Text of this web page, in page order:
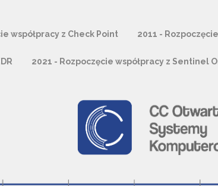
współpracy z Check Point 2011 -
2021 - Rozpoczęcie współpracy z Sentinel